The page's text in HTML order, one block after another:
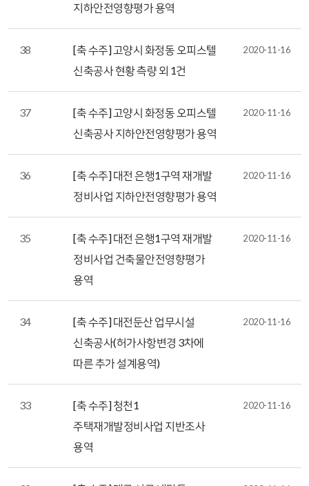
지하안전영향평가 용역
38
[축 수주] 고양시 화정동 오피스텔
신축공사 현황 측량 외 1건
2020-11-16
37
[축 수주] 고양시 화정동 오피스텔
신축공사 지하안전영향평가 용역
2020-11-16
36
[축 수주] 대전 은행1구역 재개발
정비사업 지하안전영향평가 용역
2020-11-16
35
[축 수주] 대전 은행1구역 재개발
정비사업 건축물안전영향평가
용역
2020-11-16
34
[축 수주] 대전둔산 업무시설
신축공사(허가사항변경 3차에
따른 추가 설계용역)
2020-11-16
33
[축 수주] 청천1
주택재개발정비사업 지반조사
용역
2020-11-16